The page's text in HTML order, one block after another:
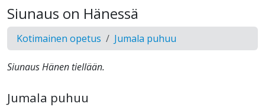
Siunaus on Hänessä
Kotimainen opetus Jumala puhuu
Siunaus Hänen tiellään.
Jumala puhuu